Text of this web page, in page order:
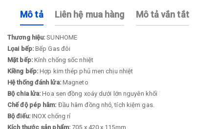
Mô tả Liên hệ mua hàng Mô tả vắn tắt
Thương hiệu: SUNHOME
Lọai bếp: Bếp Gas đôi
Mặt bếp:Kính chống sốc nhiệt
Kiềng bếp:Hợp kim thép phủ men chịu nhiệt
Hệ thống đánh lửa:Magneto
Bộ chia lửa: Hoa sen đồng xoáy dưới lớn nguyên khối
Chế độ pép hâm: Đầu hâm đồng nhỏ, tích kiệm gas.
Bộ điếu:INOX chống rỉ
Kích thước sản phẩm: 705 x 420 x 115mm